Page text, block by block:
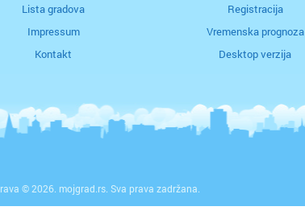
Lista gradova
Impressum
Kontakt
Registracija
Vremenska prognoza
Desktop verzija
© 2026. mojgrad.rs. Sva prava zadržana.